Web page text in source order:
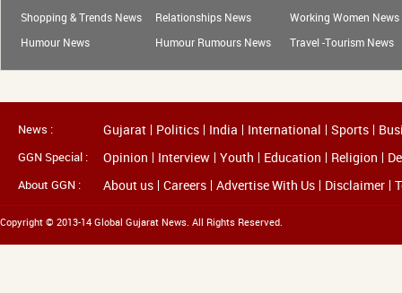
Shopping & Trends News
Relationships News
Working Women News
Humour News
Humour Rumours News Travel -Tourism News
News : Gujarat Politics India International Sports
GGN Special : Opinion Interview Youth Education Religion
About GGN : About us Careers Advertise With Us Disclaimer
Copyright © 2013-14 Global Gujarat News. All Rights Reserved.